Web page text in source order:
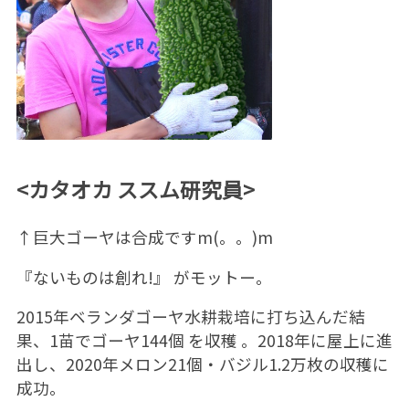
<カタオカ ススム研究員>
↑巨大ゴーヤは合成ですm(。。)m
『ないものは創れ!』 がモットー。
2015年ベランダゴーヤ水耕栽培に打ち込んだ結
果、1苗でゴーヤ144個 を収穫 。2018年に屋上に進
出し、2020年メロン21個・バジル1.2万枚の収穫に
成功。